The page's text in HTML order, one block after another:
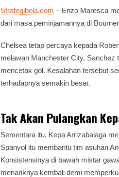
Strategibola.com – Enzo Maresca
dari masa peminjamannya di
Chelsea tetap percaya kepada
melawan Manchester City, Sanchez
mencetak gol. Kesalahan tersebut
terhadapnya semakin besar.
Tak Akan Pulangkan
Sementara itu, Kepa Arrizabalaga
Spanyol itu membantu tim asuhan
Konsistensinya di bawah mistar
menariknya kembali demi